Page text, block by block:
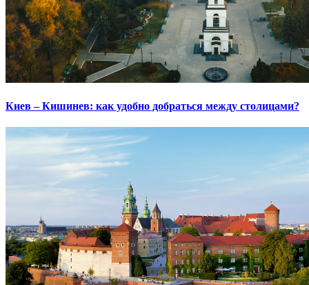
Киев – Кишинев: как удобно добраться между столицами?